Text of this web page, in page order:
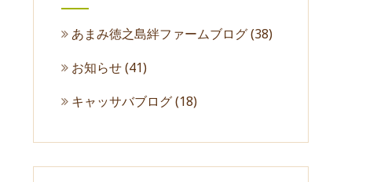
あまみ徳之島絆ファームブログ(38)
お知らせ(41)
キャッサバブログ(18)